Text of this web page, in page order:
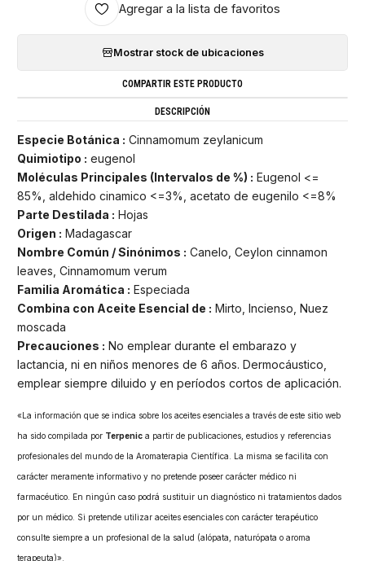
Agregar a la lista de favoritos
Mostrar stock de ubicaciones
COMPARTIR ESTE PRODUCTO
DESCRIPCIÓN
Especie Botánica : Cinnamomum zeylanicum
Quimiotipo : eugenol
Moléculas Principales (Intervalos de %) : Eugenol <=
85%, aldehido cinamico <=3%, acetato de eugenilo <=8%
Parte Destilada : Hojas
Origen : Madagascar
Nombre Común / Sinónimos : Canelo, Ceylon cinnamon
leaves, Cinnamomum verum
Familia Aromática : Especiada
Combina con Aceite Esencial de : Mirto, Incienso, Nuez
moscada
Precauciones : No emplear durante el embarazo y
lactancia, ni en niños menores de 6 años. Dermocáustico,
emplear siempre diluido y en perí­odos cortos de aplicación.
«La información que se indica sobre los aceites esenciales a través de este sitio web
ha sido compilada por Terpenic a partir de publicaciones, estudios y referencias
profesionales del mundo de la Aromaterapia Científica. La misma se facilita con
carácter meramente informativo y no pretende poseer carácter médico ni
farmacéutico. En ningún caso podrá sustituir un diagnóstico ni tratamientos dados
por un médico. Si pretende utilizar aceites esenciales con carácter terapéutico
consulte siempre a un profesional de la salud (alópata, naturópata o aroma
terapeuta)».